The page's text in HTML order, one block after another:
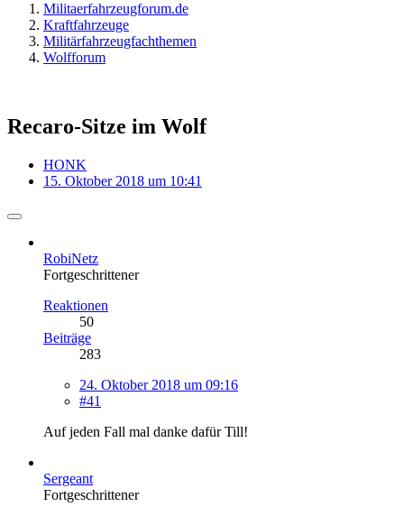
Militaerfahrzeugforum.de
Kraftfahrzeuge
Militärfahrzeugfachthemen
Wolfforum
Recaro-Sitze im Wolf
HONK
15. Oktober 2018 um 10:41
RobiNetz
Fortgeschrittener
Reaktionen
50
Beiträge
283
24. Oktober 2018 um 09:16
#41
Auf jeden Fall mal danke dafür Till!
Sergeant
Fortgeschrittener